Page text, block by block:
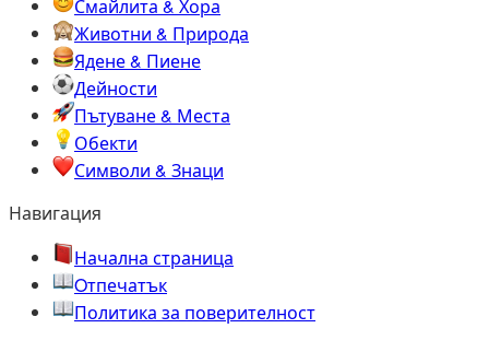
Смайлита & Хора
Животни & Природа
Ядене & Пиене
Дейности
Пътуване & Места
Обекти
Символи & Знаци
Навигация
Начална страница
Oтпечатък
Политика за поверителност